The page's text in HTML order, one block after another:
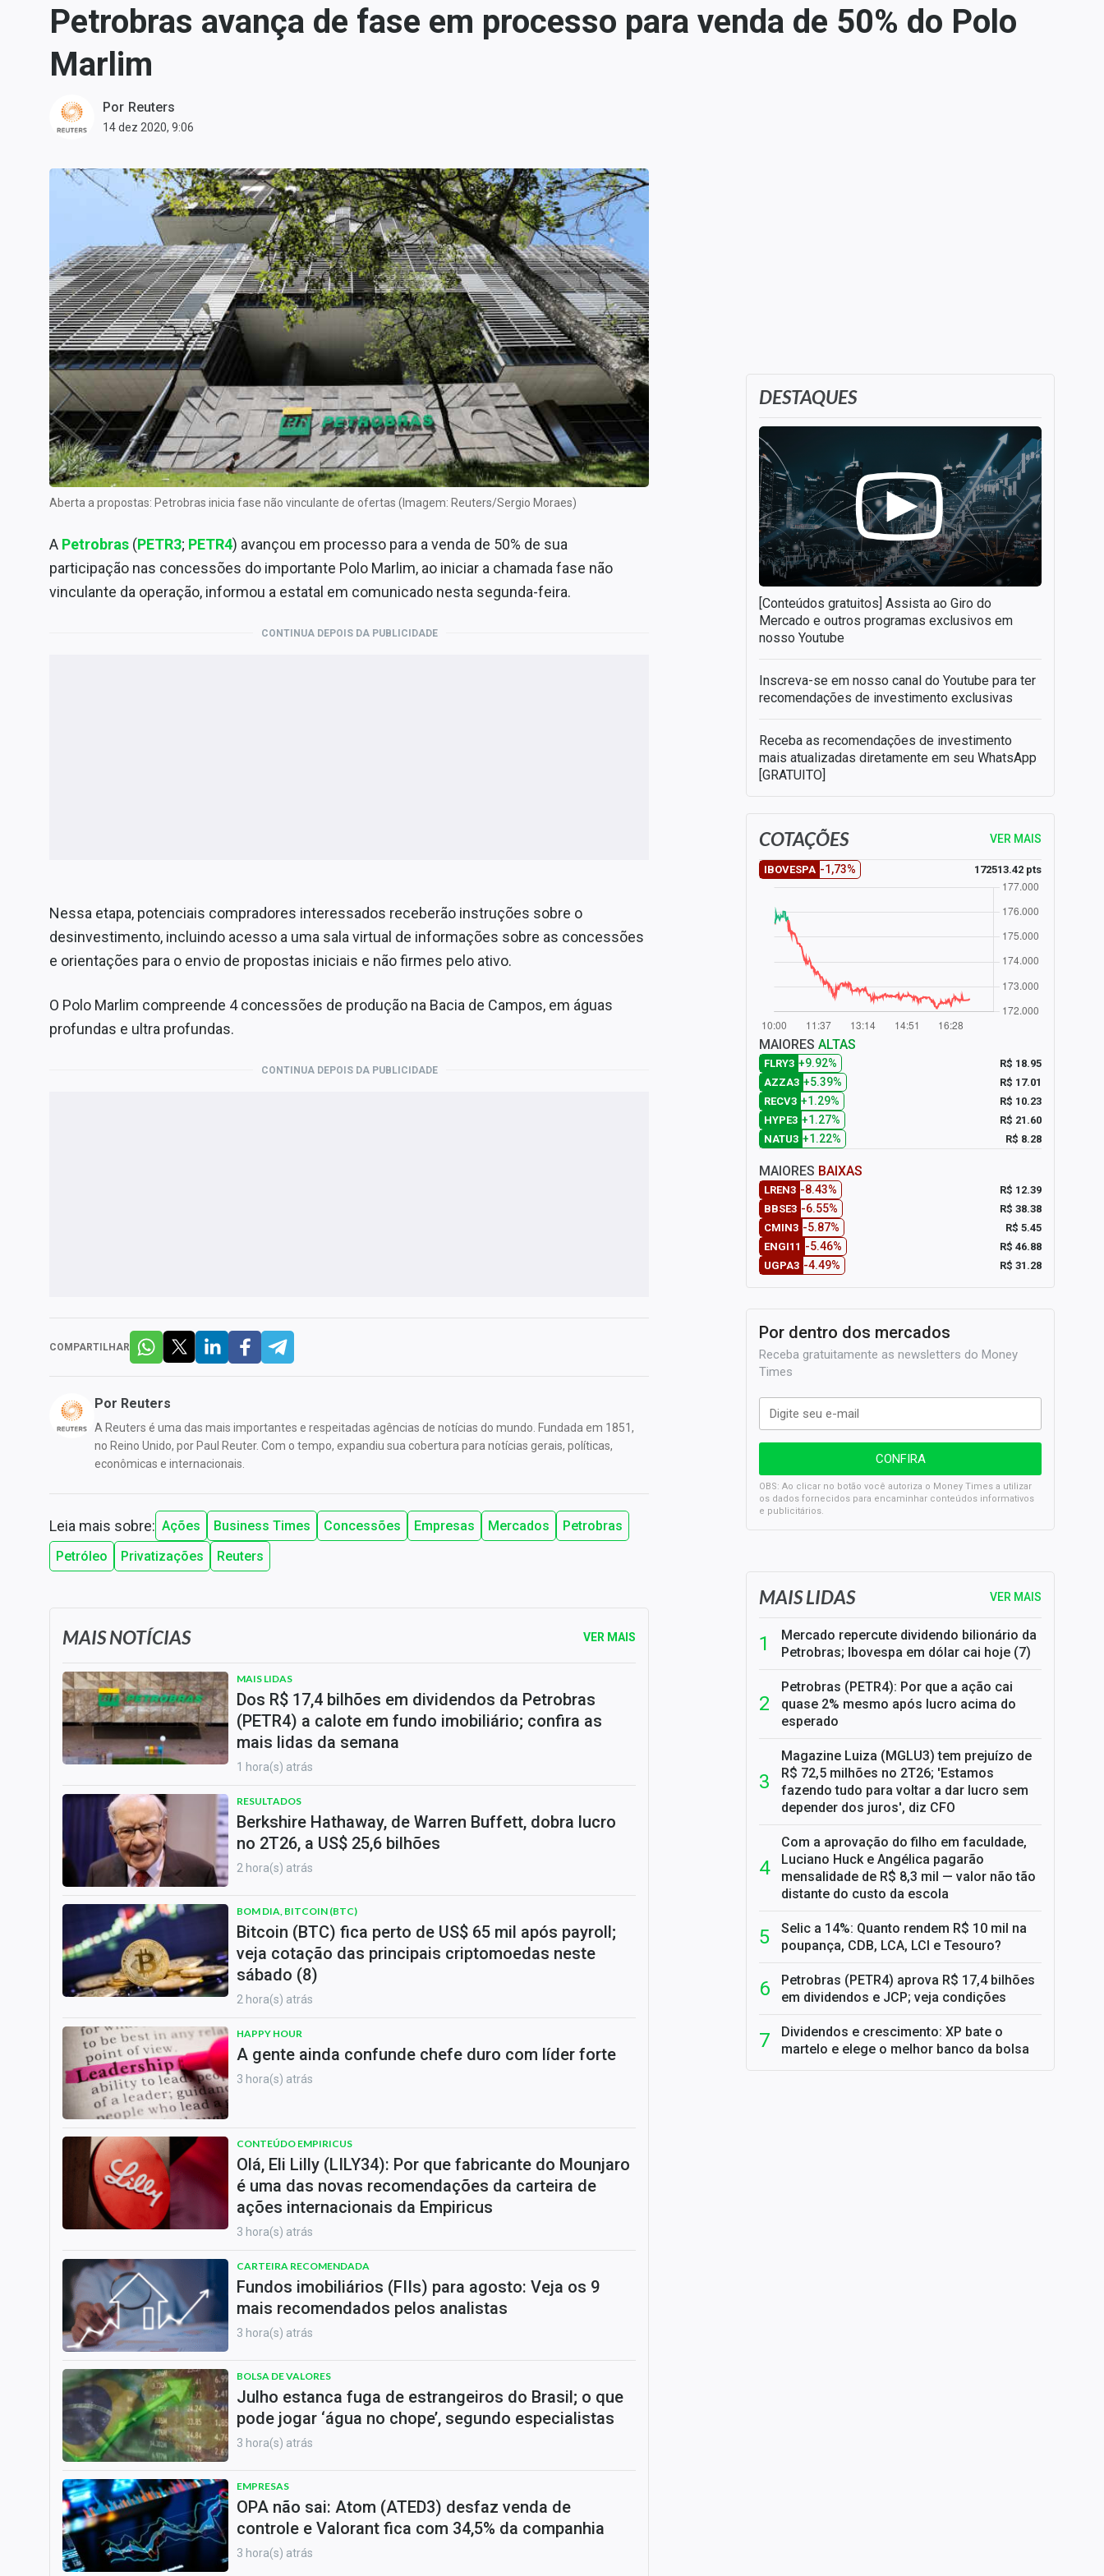
Carteiras Recomendadas
Central de Fundos
Central dos IPOs
Finanças Pessoais
Política
Colunas
Especiais
Internacional
Marketing
Tecnologia
Conteúdo de Marca
Contato
Petrobras avança de fase em processo para venda de 50% do Polo
Marlim
Por Reuters
14 dez 2020, 9:06
Aberta a propostas: Petrobras inicia fase não vinculante de ofertas (Imagem: Reuters/Sergio Moraes)
A Petrobras (PETR3; PETR4) avançou em processo para a venda de 50% de sua
participação nas concessões do importante Polo Marlim, ao iniciar a chamada fase não
vinculante da operação, informou a estatal em comunicado nesta segunda-feira.
CONTINUA DEPOIS DA PUBLICIDADE
Nessa etapa, potenciais compradores interessados receberão instruções sobre o
desinvestimento, incluindo acesso a uma sala virtual de informações sobre as concessões
e orientações para o envio de propostas iniciais e não firmes pelo ativo.
O Polo Marlim compreende 4 concessões de produção na Bacia de Campos, em águas
profundas e ultra profundas.
CONTINUA DEPOIS DA PUBLICIDADE
COMPARTILHAR
Por Reuters
A Reuters é uma das mais importantes e respeitadas agências de notícias do mundo. Fundada em 1851,
no Reino Unido, por Paul Reuter. Com o tempo, expandiu sua cobertura para notícias gerais, políticas,
econômicas e internacionais.
Leia mais sobre: Ações Business Times Concessões Empresas Mercados
Petrobras
Petróleo
Privatizações Reuters
DESTAQUES
[Conteúdos gratuitos] Assista ao Giro do
Mercado e outros programas exclusivos em
nosso Youtube
Inscreva-se em nosso canal do Youtube para ter
recomendações de investimento exclusivas
Receba as recomendações de investimento
mais atualizadas diretamente em seu WhatsApp
[GRATUITO]
COTAÇÕES VER MAIS
IBOVESPA -1,73% 172513.42 pts
MAIORES ALTAS
FLRY3 +9.92%
R$ 18.95
AZZA3 +5.39%
R$ 17.01
RECV3 +1.29%
R$ 10.23
HYPE3 +1.27%
R$ 21.60
NATU3 +1.22% R$ 8.28
MAIORES BAIXAS
LREN3 -8.43%
R$ 12.39
BBSE3 -6.55%
R$ 38.38
CMIN3 -5.87%
R$ 5.45
ENGI11 -5.46%
R$ 46.88
UGPA3 -4.49% R$ 31.28
Por dentro dos mercados
Receba gratuitamente as newsletters do Money
Times
OBS: Ao clicar no botão você autoriza o Money Times a utilizar
os dados fornecidos para encaminhar conteúdos informativos
e publicitários.
SELIC em 14%: A repercussão da decisão sobre os JUROS
MAIS LIDAS VER MAIS
Mercado repercute dividendo bilionário da
Petrobras; Ibovespa em dólar cai hoje (7)
Petrobras (PETR4): Por que a ação cai
quase 2% mesmo após lucro acima do
esperado
Magazine Luiza (MGLU3) tem prejuízo de
R$ 72,5 milhões no 2T26; 'Estamos
fazendo tudo para voltar a dar lucro sem
depender dos juros', diz CFO
Com a aprovação do filho em faculdade,
Luciano Huck e Angélica pagarão
mensalidade de R$ 8,3 mil — valor não tão
distante do custo da escola
Selic a 14%: Quanto rendem R$ 10 mil na
poupança, CDB, LCA, LCI e Tesouro?
Petrobras (PETR4) aprova R$ 17,4 bilhões
em dividendos e JCP; veja condições
Dividendos e crescimento: XP bate o
martelo e elege o melhor banco da bolsa
MAIS NOTÍCIAS VER MAIS
MAIS LIDAS
Dos R$ 17,4 bilhões em dividendos da Petrobras
(PETR4) a calote em fundo imobiliário; confira as
mais lidas da semana
1 hora(s) atrás
RESULTADOS
Berkshire Hathaway, de Warren Buffett, dobra lucro
no 2T26, a US$ 25,6 bilhões
2 hora(s) atrás
BOM DIA, BITCOIN (BTC)
Bitcoin (BTC) fica perto de US$ 65 mil após payroll;
veja cotação das principais criptomoedas neste
sábado (8)
2 hora(s) atrás
HAPPY HOUR
A gente ainda confunde chefe duro com líder forte
3 hora(s) atrás
CONTEÚDO EMPIRICUS
Olá, Eli Lilly (LILY34): Por que fabricante do Mounjaro
é uma das novas recomendações da carteira de
ações internacionais da Empiricus
3 hora(s) atrás
CARTEIRA RECOMENDADA
Fundos imobiliários (FIIs) para agosto: Veja os 9
mais recomendados pelos analistas
3 hora(s) atrás
BOLSA DE VALORES
Julho estanca fuga de estrangeiros do Brasil; o que
pode jogar ‘água no chope’, segundo especialistas
3 hora(s) atrás
EMPRESAS
OPA não sai: Atom (ATED3) desfaz venda de
controle e Valorant fica com 34,5% da companhia
3 hora(s) atrás